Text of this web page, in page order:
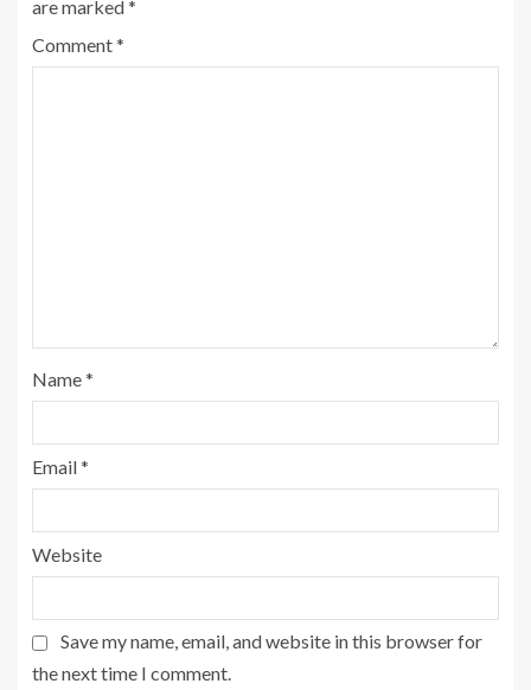
are marked*
Comment*
Name*
Email*
Website
Save my name, email, and website in this browser for
the next time I comment.